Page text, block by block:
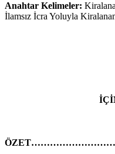
Anahtar Kelimeler:
İlamsız İcra Yoluyla